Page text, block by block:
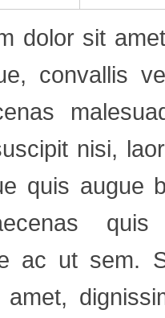
dolor sit
convallis
nisi,
quis augue
ac ut sem.
amet,